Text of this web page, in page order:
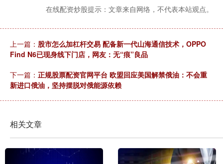
在线配资炒股提示：文章来自网络，不代表本站观点。
上一篇： 股市怎么加杠杆交易 配备新一代山海通信技术，OPPO
Find N6已现身线下门店，网友：无“痕”良品
下一篇： 正规股票配资官网平台 欧盟回应美国解禁俄油：不会重
新进口俄油，坚持摆脱对俄能源依赖
相关文章